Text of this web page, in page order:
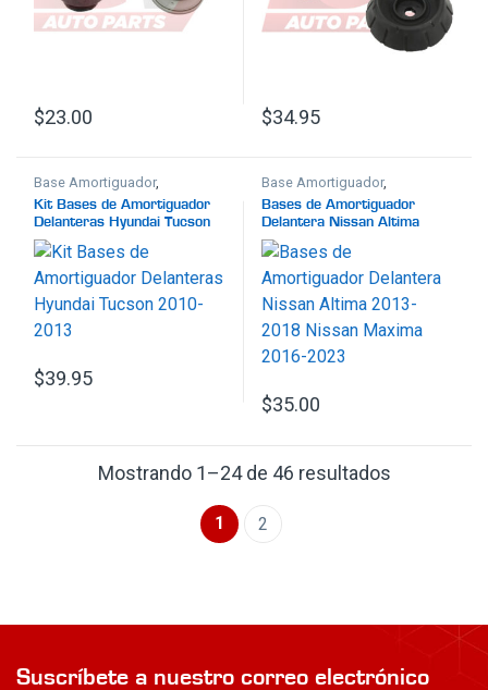
$23.00 $34.95
Base Amortiguador,
Suspensión
Kit Bases de Amortiguador
Delanteras Hyundai Tucson
2010-2013
$39.95
Base Amortiguador,
Suspensión
Bases de Amortiguador
Delantera Nissan Altima
2013-2018 Nissan Maxima
2016-2023
$35.00
Mostrando 1–24 de 46 resultadosOrdenado
1 2
Suscríbete a nuestro correo electrónico